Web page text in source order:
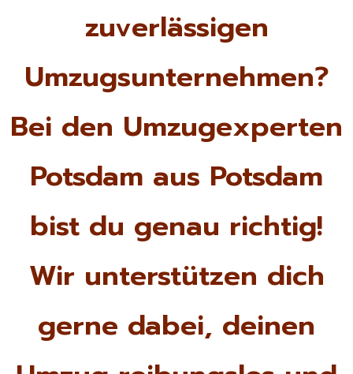
zuverlässigen
Umzugsunternehmen?
Bei den Umzugexperten
Potsdam aus Potsdam
bist du genau richtig!
Wir unterstützen dich
gerne dabei, deinen